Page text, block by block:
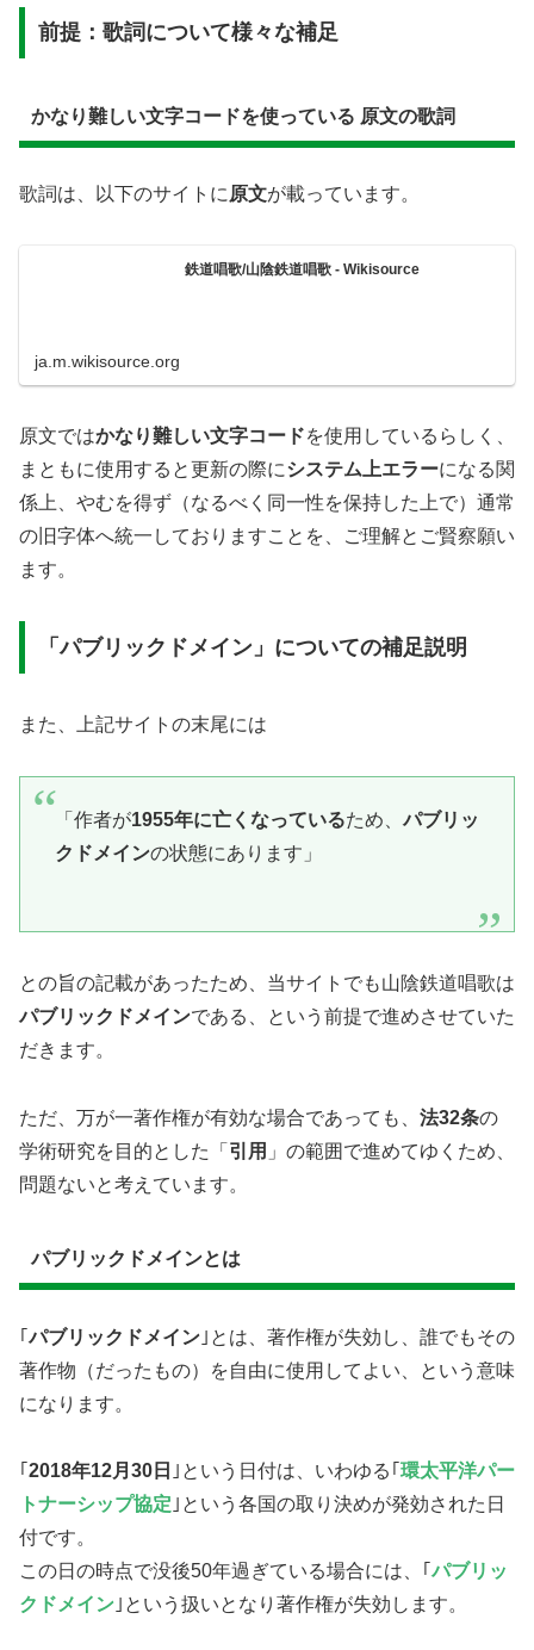
前提：歌詞について様々な補足
かなり難しい文字コードを使っている 原文の歌詞
歌詞は、以下のサイトに原文が載っています。
鉄道唱歌/山陰鉄道唱歌 - Wikisource
ja.m.wikisource.org
原文ではかなり難しい文字コードを使用しているらしく、
まともに使用すると更新の際にシステム上エラーになる関
係上、やむを得ず（なるべく同一性を保持した上で）通常
の旧字体へ統一しておりますことを、ご理解とご賢察願い
ます。
「パブリックドメイン」についての補足説明
また、上記サイトの末尾には
「作者が1955年に亡くなっているため、パブリッ
クドメインの状態にあります」
との旨の記載があったため、当サイトでも山陰鉄道唱歌は
パブリックドメインである、という前提で進めさせていた
だきます。
ただ、万が一著作権が有効な場合であっても、 法32条の
学術研究を目的とした「 引用 」の範囲で進めてゆくため、
問題ないと考えています。
パブリックドメインとは
｢パブリックドメイン ｣とは、著作権が失効し、誰でもその
著作物（だったもの）を自由に使用してよい、という意味
になります。
｢ 2018年12月30日 ｣という日付は、いわゆる｢ 環太平洋パー
トナーシップ協定 ｣という各国の取り決めが発効された日
付です。
この日の時点で没後50年過ぎている場合には、｢ パブリッ
クドメイン ｣という扱いとなり著作権が失効します。